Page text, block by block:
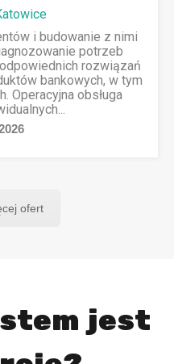
i budowanie z nimi
potrzeb
rozwiązań
bankowych, w tym
Operacyjna obsługa
ofert
jest